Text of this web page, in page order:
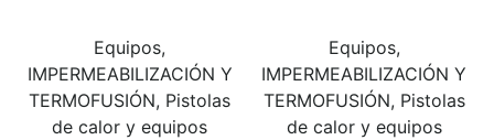
Equipos,
IMPERMEABILIZACIÓN Y
TERMOFUSIÓN, Pistolas
de calor y equipos
Equipos,
IMPERMEABILIZACIÓN Y
TERMOFUSIÓN, Pistolas
de calor y equipos